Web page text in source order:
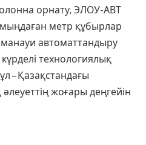
орнату, ЭЛОУ-АВТ
метр құбырлар
автоматтандыру
технологиялық
– Қазақстандағы
жоғары деңгейін